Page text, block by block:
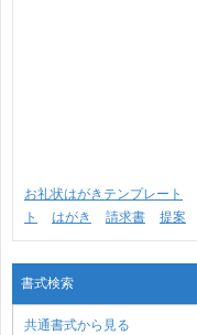
お礼状はがきテンプレート
ト
はがき 請求書 提案
書式検索
共通書式から見る